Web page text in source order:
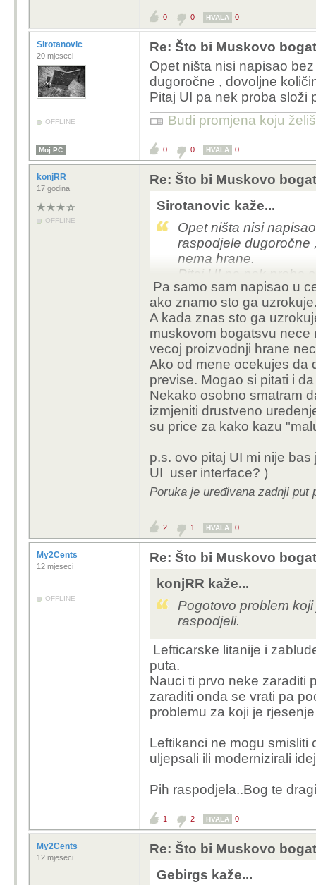
0 0 HVALA 0
Sirotanovic
20 mjeseci
OFFLINE
Re: Što bi Muskovo
Opet ništa nisi napisao
dugoročne , dovoljne
Pitaj UI pa nek proba složi
Budi promjena koju
Moj PC 0 0 HVALA 0
konjRR
17 godina
OFFLINE
Re: Što bi Muskovo
Sirotanovic kaže...
Opet ništa nisi
raspodjele dugoročne
nema hrane.
Pitaj UI pa nek proba
dao?
Pa samo sam napisao u
ako znamo sto ga
A kada znas sto ga
muskovom bogatsvu nece
vecoj proizvodnji hrane
Ako od mene ocekujes da
previse. Mogao si pitati i
Nekako osobno smatram
izmjeniti drustveno
su price za kako kazu
p.s. ovo pitaj UI mi nije
UI user interface? )
Poruka je uređivana zadnji put
2 1 HVALA 0
My2Cents
12 mjeseci
OFFLINE
Re: Što bi Muskovo
konjRR kaže...
Pogotovo problem
raspodjeli.
Lefticarske litanije i
puta.
Nauci ti prvo neke zaraditi
zaraditi onda se vrati pa
problemu za koji je
Leftikanci ne mogu smisliti
uljepsali ili modernizirali
Pih raspodjela..Bog te
1 2 HVALA 0
My2Cents
12 mjeseci
Re: Što bi Muskovo
Gebirgs kaže...